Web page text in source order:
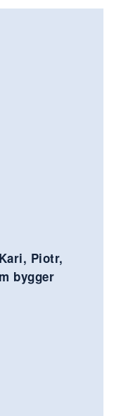
Piotr,
bygger